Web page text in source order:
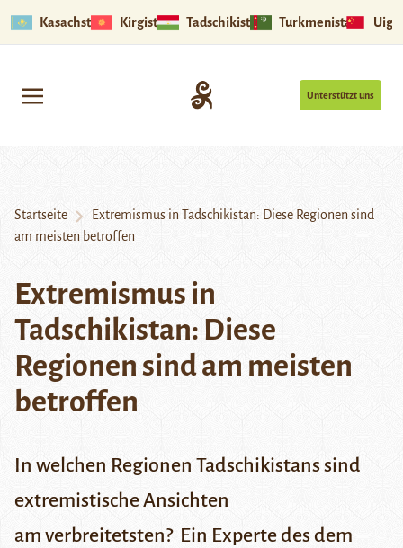
Kasachstan Kirgistan Tadschikistan Turkmenistan
Unterstützt uns
Startseite
Extremismus in Tadschikistan: Diese Regionen sind
am meisten betroffen
Extremismus in
Tadschikistan: Diese
Regionen sind am meisten
betroffen
In welchen Regionen Tadschikistans sind
extremistische Ansichten
am verbreitetsten? Ein Experte des dem